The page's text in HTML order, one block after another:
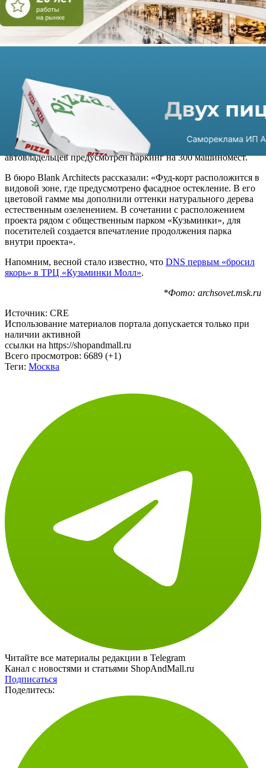
Проект интерьеров торговых галерей и общественных
пространств, которые займут три этажа молла, для нового
объекта выполнило архитектурное бюро Blank Architects.
материалах. Витрины магазины будут сделаны из стекла с
элементами в виде деревянных панелей и схожим по оттенку
выбору напольного покрытия. Освещение интегрировано в
перфорированный потолок. Естественный свет в будет
проникать внутрь здания благодаря нескольким атриумам и
остекленным частям кровли.
В ТРЦ «Кузьминки Молл» будут созданы зоны отдыха, а для
автовладельцев предусмотрен паркинг на 300 машиномест.
В бюро Blank Architects рассказали: «Фуд-корт расположится в
видовой зоне, где предусмотрено фасадное остекление. В его
цветовой гамме мы дополнили оттенки натурального дерева
естественным озеленением. В сочетании с расположением
проекта рядом с общественным парком «Кузьминки», для
посетителей создается впечатление продолжения парка
внутри проекта».
Напомним, весной стало известно, что DNS первым «бросил
якорь» в ТРЦ «Кузьминки Молл».
*Фото: archsovet.msk.ru
Источник: CRE
Использование материалов портала допускается только при
наличии активной
ссылки на https://shopandmall.ru
Всего просмотров: 6689 (+1)
Теги: Москва
Читайте все материалы редакции в Telegram
Канал с новостями и статьями ShopAndMall.ru
Подписаться
Поделитесь: